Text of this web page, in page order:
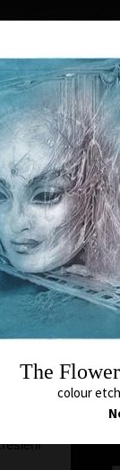
| Artists | Art Search
a
ke
(tuba,
o
The
colour